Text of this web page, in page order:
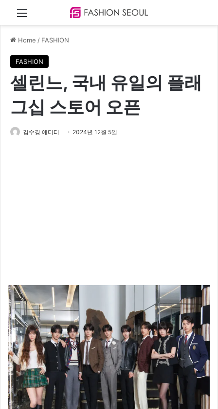
Menu
Home / FASHION
FASHION
셀린느, 국내 유일의 플래
그십 스토어 오픈
김수경 에디터 2024년 12월 5일